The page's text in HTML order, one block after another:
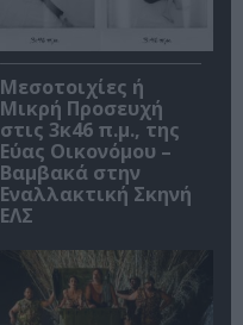
Μεσοτοιχίες ή
Μικρή Προσευχή
στις 3κ46 π.μ., της
Εύας Οικονόμου –
Βαμβακά στην
Εναλλακτική Σκηνή
ΕΛΣ